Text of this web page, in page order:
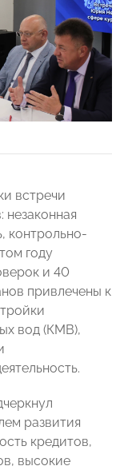
встречи
контрольно-
году
и 40
привлечены к
вод (КМВ),
развития
кредитов,
высокие